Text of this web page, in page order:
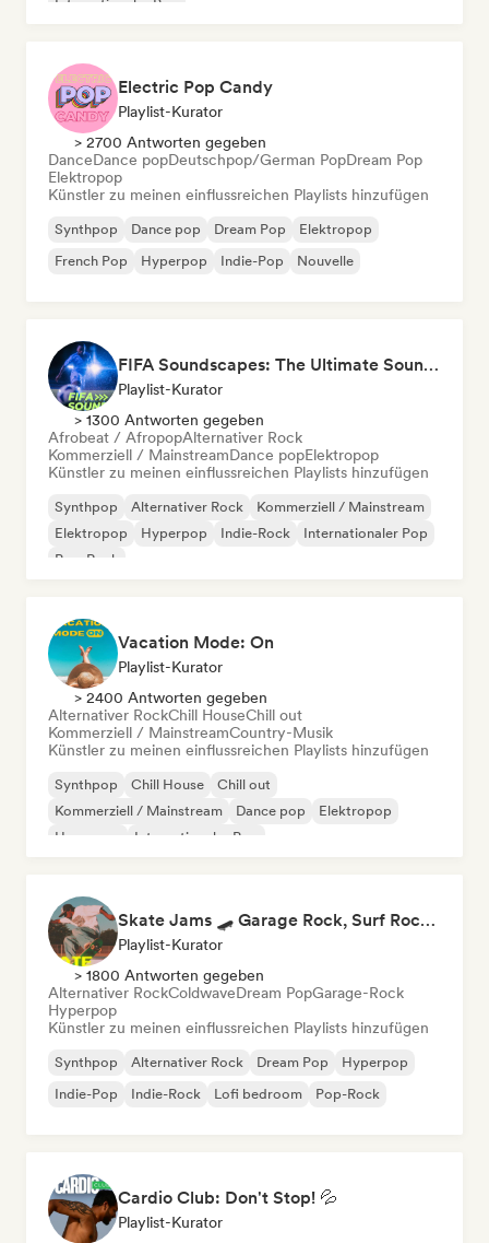
Internationaler Pop
Electric Pop Candy
Playlist-Kurator
> 2700 Antworten gegeben
DanceDance popDeutschpop/German PopDream Pop
Elektropop
Künstler zu meinen einflussreichen Playlists hinzufügen
Synthpop Dance pop Dream Pop
Elektropop
French Pop
Hyperpop Indie-Pop Nouvelle
FIFA Soundscapes: The Ultimate Soundtrack ⚽️ Festival Indie, Electropop & Dance Anthems
Playlist-Kurator
> 1300 Antworten gegeben
Afrobeat / AfropopAlternativer Rock
Kommerziell / MainstreamDance popElektropop
Künstler zu meinen einflussreichen Playlists hinzufügen
Synthpop Alternativer Rock
Kommerziell / Mainstream
Elektropop
Hyperpop Indie-Rock
Internationaler Pop
Pop-Rock
Vacation Mode: On
Playlist-Kurator
> 2400 Antworten gegeben
Alternativer RockChill HouseChill out
Kommerziell / MainstreamCountry-Musik
Künstler zu meinen einflussreichen Playlists hinzufügen
Synthpop Chill House
Chill out
Kommerziell / Mainstream
Dance pop
Elektropop
Hyperpop
Internationaler Pop
Skate Jams 🛹 Garage Rock, Surf Rock & Neo-Psych
Playlist-Kurator
> 1800 Antworten gegeben
Alternativer RockColdwaveDream PopGarage-Rock
Hyperpop
Künstler zu meinen einflussreichen Playlists hinzufügen
Synthpop Alternativer Rock Dream Pop
Hyperpop
Indie-Pop
Indie-Rock Lofi bedroom Pop-Rock
Cardio Club: Don't Stop! 💦
Playlist-Kurator